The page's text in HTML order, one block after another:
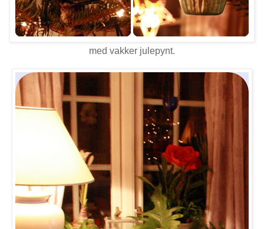
med vakker julepynt.